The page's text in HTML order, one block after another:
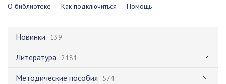
О библиотеке Как подключиться Помощь
Новинки 139
Литература 2181
Методические пособия 574